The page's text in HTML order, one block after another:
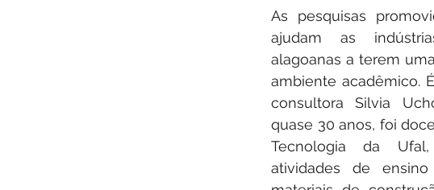
As pesquisas
ajudam as
alagoanas a terem
ambiente acadêmico.
consultora Silvia
quase 30 anos, foi
Tecnologia da Ufal,
atividades de